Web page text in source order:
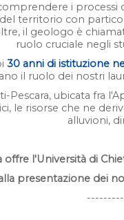
i
territorio con
il geologo è
ruolo cruciale negli
30 anni di istituzione
il ruolo dei nostri
ubicata fra
le risorse che ne
alluvioni,
offre l'Università di
presentazione dei